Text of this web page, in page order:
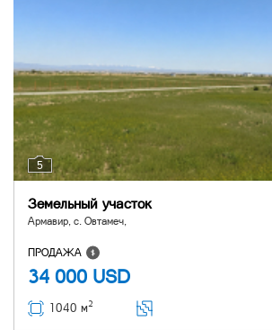
5
Земельный участок
Армавир, с. Овтамеч,
ПРОДАЖА
34 000 USD
1040 м2